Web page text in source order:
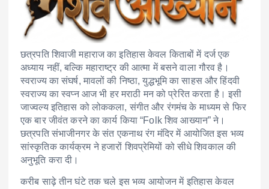
छत्रपति शिवाजी महाराज का इतिहास केवल किताबों में दर्ज एक
अध्याय नहीं, बल्कि महाराष्ट्र की आत्मा में बसने वाला गौरव है।
स्वराज्य का संघर्ष, मावलों की निष्ठा, युद्धभूमि का साहस और हिंदवी
स्वराज्य का स्वप्न आज भी हर मराठी मन को प्रेरित करता है। इसी
जाज्वल्य इतिहास को लोककला, संगीत और रंगमंच के माध्यम से फिर
एक बार जीवंत करने का कार्य किया “Folk शिव आख्यान” ने।
छत्रपति संभाजीनगर के संत एकनाथ रंग मंदिर में आयोजित इस भव्य
सांस्कृतिक कार्यक्रम ने हजारों शिवप्रेमियों को सीधे शिवकाल की
अनुभूति करा दी।
करीब साढ़े तीन घंटे तक चले इस भव्य आयोजन में इतिहास केवल